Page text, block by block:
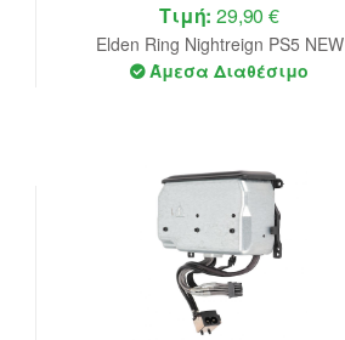
Τιμή:29,90 €
Elden Ring Nightreign PS5 NEW
Άμεσα Διαθέσιμο